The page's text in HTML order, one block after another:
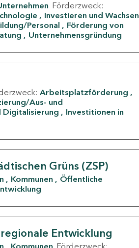
Förderzweck:
Investieren und Wachsen
Personal
Förderung von
Unternehmensgründung
Arbeitsplatzförderung
Aus- und
Digitalisierung
Investitionen in
Grüns (ZSP)
Kommunen
Öffentliche
Entwicklung